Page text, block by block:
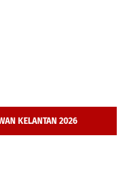
KELANTAN 2026